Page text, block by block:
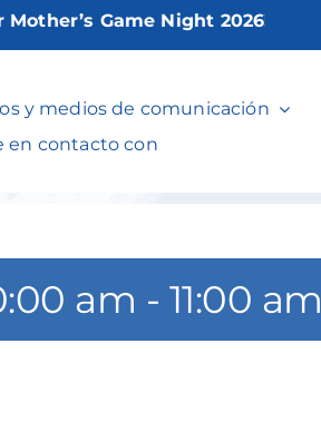
Game Night 2026!
y medios de comunicación
en contacto conPacker
am - 11:00 am